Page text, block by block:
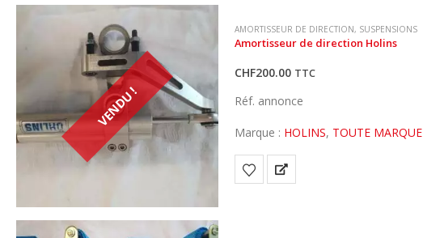
VENDU !
AMORTISSEUR DE DIRECTION, SUSPENSIONS
Amortisseur de direction Holins
CHF200.00 TTC
Réf. annonce
Marque : HOLINS, TOUTE MARQUE